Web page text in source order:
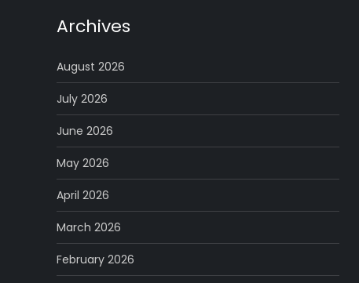
Archives
August 2026
July 2026
June 2026
May 2026
April 2026
March 2026
February 2026